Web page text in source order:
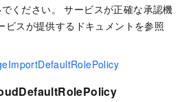
ください。 サービスが正確な承認機
ビスが提供するドキュメントを参照